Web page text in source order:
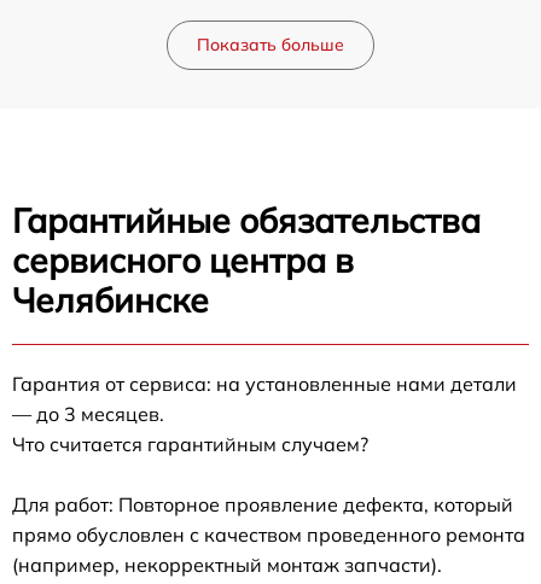
Показать больше
Гарантийные обязательства
сервисного центра в
Челябинске
Гарантия от сервиса: на установленные нами детали
— до 3 месяцев.
Что считается гарантийным случаем?
Для работ: Повторное проявление дефекта, который
прямо обусловлен с качеством проведенного ремонта
(например, некорректный монтаж запчасти).